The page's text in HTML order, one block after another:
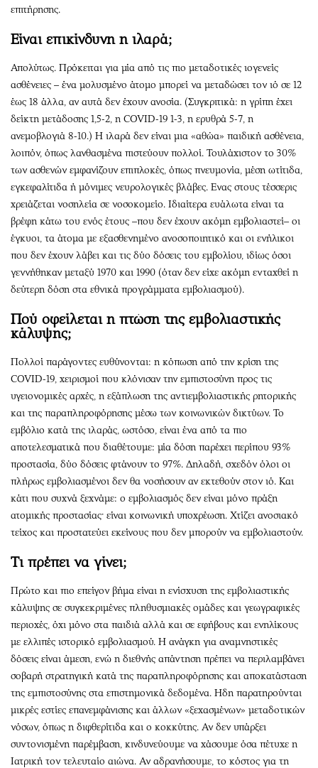
επιτήρησης.
Είναι επικίνδυνη η ιλαρά;
Απολύτως. Πρόκειται για μία από τις πιο μεταδοτικές ιογενείς
ασθένειες – ένα μολυσμένο άτομο μπορεί να μεταδώσει τον ιό σε 12
έως 18 άλλα, αν αυτά δεν έχουν ανοσία. (Συγκριτικά: η γρίπη έχει
δείκτη μετάδοσης 1,5-2, η COVID-19 1-3, η ερυθρά 5-7, η
ανεμοβλογιά 8-10.) Η ιλαρά δεν είναι μια «αθώα» παιδική ασθένεια,
λοιπόν, όπως λανθασμένα πιστεύουν πολλοί. Τουλάχιστον το 30%
των ασθενών εμφανίζουν επιπλοκές, όπως πνευμονία, μέση ωτίτιδα,
εγκεφαλίτιδα ή μόνιμες νευρολογικές βλάβες. Ενας στους τέσσερις
χρειάζεται νοσηλεία σε νοσοκομείο. Ιδιαίτερα ευάλωτα είναι τα
βρέφη κάτω του ενός έτους –που δεν έχουν ακόμη εμβολιαστεί– οι
έγκυοι, τα άτομα με εξασθενημένο ανοσοποιητικό και οι ενήλικοι
που δεν έχουν λάβει και τις δύο δόσεις του εμβολίου, ιδίως όσοι
γεννήθηκαν μεταξύ 1970 και 1990 (όταν δεν είχε ακόμη ενταχθεί η
δεύτερη δόση στα εθνικά προγράμματα εμβολιασμού).
Πού οφείλεται η πτώση της εμβολιαστικής
κάλυψης;
Πολλοί παράγοντες ευθύνονται: η κόπωση από την κρίση της
COVID-19, χειρισμοί που κλόνισαν την εμπιστοσύνη προς τις
υγειονομικές αρχές, η εξάπλωση της αντιεμβολιαστικής ρητορικής
και της παραπληροφόρησης μέσω των κοινωνικών δικτύων. Το
εμβόλιο κατά της ιλαράς, ωστόσο, είναι ένα από τα πιο
αποτελεσματικά που διαθέτουμε: μία δόση παρέχει περίπου 93%
προστασία, δύο δόσεις φτάνουν το 97%. Δηλαδή, σχεδόν όλοι οι
πλήρως εμβολιασμένοι δεν θα νοσήσουν αν εκτεθούν στον ιό. Και
κάτι που συχνά ξεχνάμε: ο εμβολιασμός δεν είναι μόνο πράξη
ατομικής προστασίας· είναι κοινωνική υποχρέωση. Χτίζει ανοσιακό
τείχος και προστατεύει εκείνους που δεν μπορούν να εμβολιαστούν.
Τι πρέπει να γίνει;
Πρώτο και πιο επείγον βήμα είναι η ενίσχυση της εμβολιαστικής
κάλυψης σε συγκεκριμένες πληθυσμιακές ομάδες και γεωγραφικές
περιοχές, όχι μόνο στα παιδιά αλλά και σε εφήβους και ενηλίκους
με ελλιπές ιστορικό εμβολιασμού. Η ανάγκη για αναμνηστικές
δόσεις είναι άμεση, ενώ η διεθνής απάντηση πρέπει να περιλαμβάνει
σοβαρή στρατηγική κατά της παραπληροφόρησης και αποκατάσταση
της εμπιστοσύνης στα επιστημονικά δεδομένα. Hδη παρατηρούνται
μικρές εστίες επανεμφάνισης και άλλων «ξεχασμένων» μεταδοτικών
νόσων, όπως η διφθερίτιδα και ο κοκκύτης. Αν δεν υπάρξει
συντονισμένη παρέμβαση, κινδυνεύουμε να χάσουμε όσα πέτυχε η
Ιατρική τον τελευταίο αιώνα. Αν αδρανήσουμε, το κόστος για τη